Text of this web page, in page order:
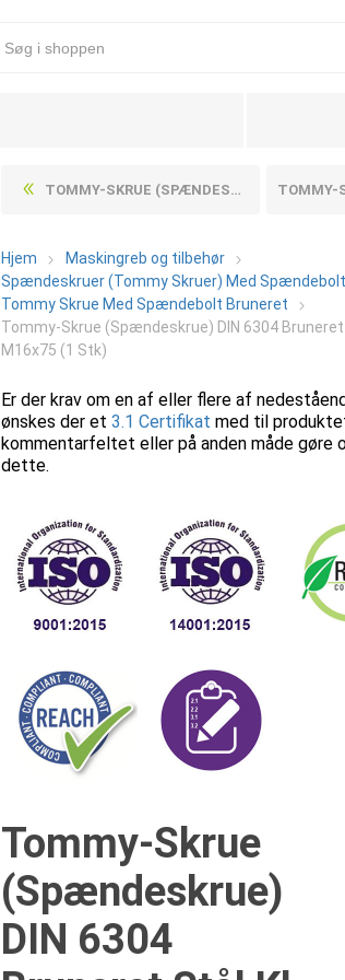
TOMMY-SKRUE (SPÆNDESKRUE) DIN 6304 BRUNERET STÅL KL. 5.8 TYPE E M16X110 (1 STK) TOMMY-SKRUE
Hjem
Maskingreb og tilbehør
Spændeskruer (Tommy Skruer) Med Spændebolt
Tommy Skrue Med Spændebolt Bruneret
Tommy-Skrue (Spændeskrue) DIN 6304 Bruneret
M16x75 (1 Stk)
Er der krav om en af eller flere af
ønskes der et3.1 Certifikat med til
kommentarfeltet eller på anden måde gøre
dette.
Tommy-Skrue
(Spændeskrue)
DIN 6304